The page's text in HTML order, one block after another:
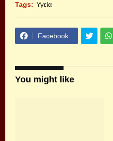
Tags: Υγεία
Facebook
You might like